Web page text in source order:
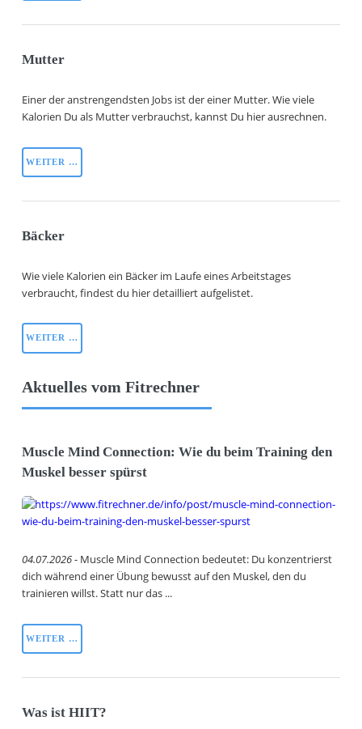
Mutter
Einer der anstrengendsten Jobs ist der einer Mutter. Wie viele
Kalorien Du als Mutter verbrauchst, kannst Du hier ausrechnen.
WEITER …
Bäcker
Wie viele Kalorien ein Bäcker im Laufe eines Arbeitstages
verbraucht, findest du hier detailliert aufgelistet.
WEITER …
Aktuelles vom Fitrechner
Muscle Mind Connection: Wie du beim Training den
Muskel besser spürst
04.07.2026- Muscle Mind Connection bedeutet: Du konzentrierst
dich während einer Übung bewusst auf den Muskel, den du
trainieren willst. Statt nur das ...
WEITER …
Was ist HIIT?